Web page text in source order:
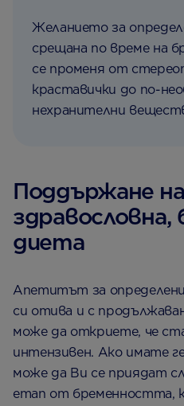
Желанието за
срещана по време на
се променя от
краставички до по-
нехранителни
Поддържане на
здравословна,
диета
Апетитът за
си отива и с
може да откриете, че
интензивен. Ако имате
може да Ви се приядат
етап от бременността,